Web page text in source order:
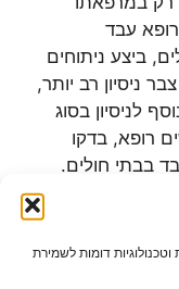
דומות לשמירת
עבד
ביצע ניתוחים
ניסיון רב יותר,
לניסיון בסוג
רופא, בדקו
בבתי חולים.
מקום גם על